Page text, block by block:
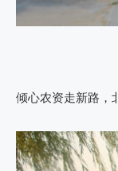
倾心农资走新路，